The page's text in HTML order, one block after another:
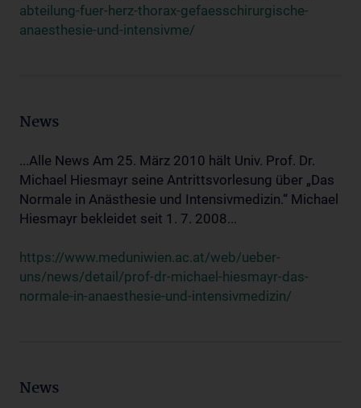
abteilung-fuer-herz-thorax-gefaesschirurgische-
anaesthesie-und-intensivme/
News
...Alle News Am 25. März 2010 hält Univ. Prof. Dr.
Michael Hiesmayr seine Antrittsvorlesung über „Das
Normale in Anästhesie und Intensivmedizin.“ Michael
Hiesmayr bekleidet seit 1. 7. 2008...
https://www.meduniwien.ac.at/web/ueber-
uns/news/detail/prof-dr-michael-hiesmayr-das-
normale-in-anaesthesie-und-intensivmedizin/
News